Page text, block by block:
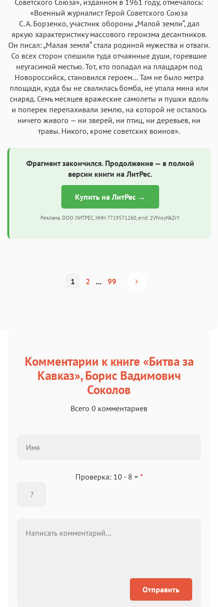
«Военный журналист Герой Советского Союза
С. А. Борзенко, участник обороны „Малой земли“, дал
яркую характеристику массового героизма десантников.
Он писал: „Малая земля“ стала родиной мужества и отваги.
Со всех сторон спешили туда отчаянные души, горевшие
неугасимой местью. Тот, кто попадал на плацдарм под
Новороссийск, становился героем… Там не было метра
площади, куда бы не свалилась бомба, не упала мина или
снаряд. Семь месяцев вражеские самолеты и пушки вдоль
и поперек перепахивали землю, на которой не осталось
ничего живого — ни зверей, ни птиц, ни деревьев, ни
травы. Никого, кроме советских воинов».
Фрагмент закончился. Продолжение — в полной
версии книги на ЛитРес.
Купить на ЛитРес →
Реклама. ООО ЛИТРЕС, ИНН 7719571260, erid: 2VfnxyNkZrY
1 2 ... 99
Комментарии к книге «Битва за
Кавказ», Борис Вадимович
Соколов
Всего 0 комментариев
Проверка: 10 - 8 = *
Отправить